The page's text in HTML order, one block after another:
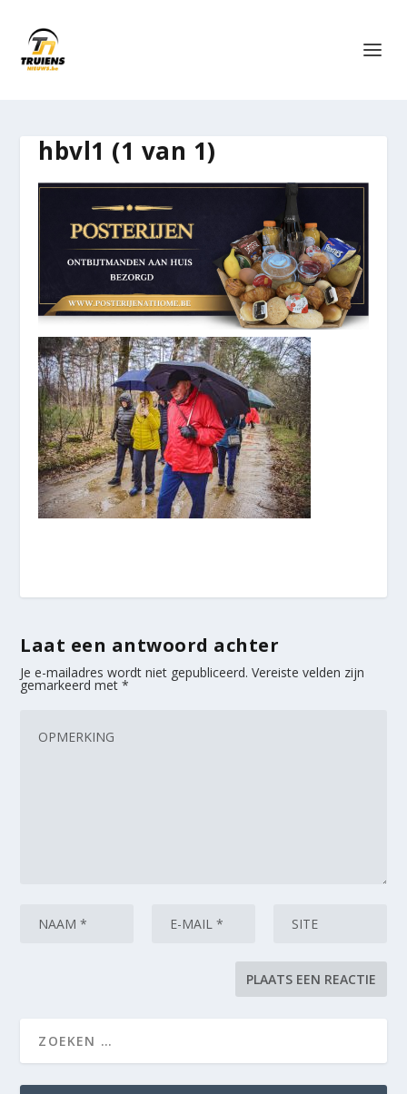
hbvl1 (1 van 1)
Laat een antwoord achter
Je e-mailadres wordt niet gepubliceerd. Vereiste velden zijn
gemarkeerd met*